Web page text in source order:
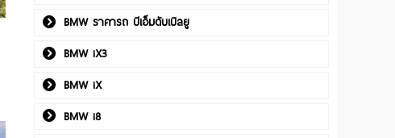
BMW ราคารถ บีเอ็มดับเบิลยู
BMW iX3
BMW iX
BMW i8